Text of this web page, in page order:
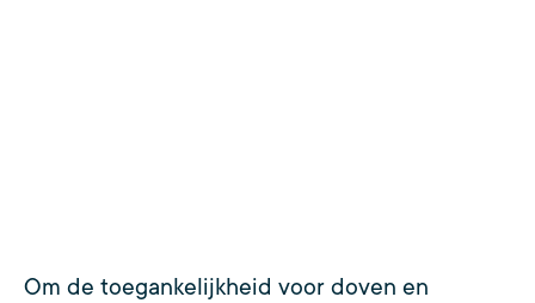
Om de toegankelijkheid voor doven en